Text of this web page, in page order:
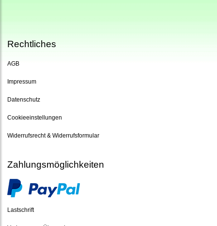
Rechtliches
AGB
Impressum
Datenschutz
Cookieeinstellungen
Widerrufsrecht & Widerrufsformular
Zahlungsmöglichkeiten
Lastschrift